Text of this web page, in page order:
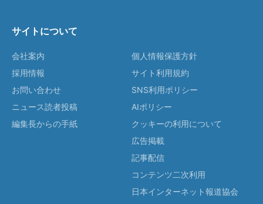
サイトについて
会社案内
採用情報
お問い合わせ
ニュース読者投稿
編集長からの手紙
個人情報保護方針
サイト利用規約
SNS利用ポリシー
AIポリシー
クッキーの利用について
広告掲載
記事配信
コンテンツ二次利用
日本インターネット報道協会